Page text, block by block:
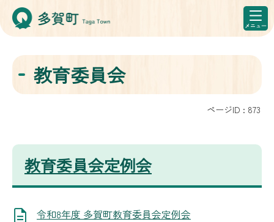
教育委員会
ページID : 873
教育委員会定例会
令和8年度 多賀町教育委員会定例会